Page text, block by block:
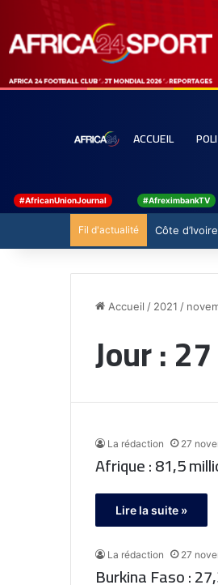
ACCUEIL
#AfricanUnionJournal #AfreximbankTV
Fil d'actualité Côte
Accueil / 2021 /
Jour :
La rédaction 27
Afrique :
Lire la suite »
La rédaction 27
Burkina Faso :